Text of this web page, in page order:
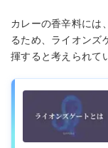
カレーの香辛料には
るため、ライオンズ
揮すると考えられて